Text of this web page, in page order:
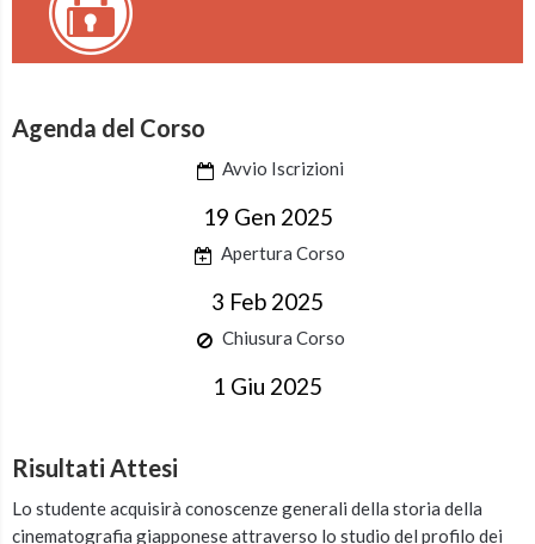
Agenda del Corso
Avvio Iscrizioni
19 Gen 2025
Apertura Corso
3 Feb 2025
Chiusura Corso
1 Giu 2025
Risultati Attesi
Lo studente acquisirà conoscenze generali della storia della
cinematografia giapponese attraverso lo studio del profilo dei